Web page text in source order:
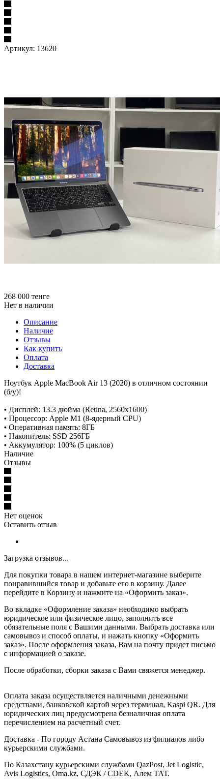
Артикул: 13620
268 000 тенге
Нет в наличии
Описание
Наличие
Отзывы
Как купить
Оплата
Доставка
Ноутбук Apple MacBook Air 13 (2020) в отличном состоянии
(б/у)!
• Дисплей: 13.3 дюйма (Retina, 2560x1600)
• Процессор: Apple M1 (8-ядерный CPU)
• Оперативная память: 8ГБ
• Накопитель: SSD 256ГБ
• Аккумулятор: 100% (5 циклов)
Наличие
Отзывы
Нет оценок
Оставить отзыв
Загрузка отзывов...
Для покупки товара в нашем интернет-магазине выберите
понравившийся товар и добавьте его в корзину. Далее
перейдите в Корзину и нажмите на «Оформить заказ».
Во вкладке «Оформление заказа» необходимо выбрать
юридическое или физическое лицо, заполнить все
обязательные поля с Вашими данными. Выбрать доставка или
самовывоз и способ оплаты, и нажать кнопку «Оформить
заказ». После оформления заказа, Вам на почту придет письмо
с информацией о заказе.
После обработки, сборки заказа с Вами свяжется менеджер.
Оплата заказа осуществляется наличными денежными
средствами, банковской картой через терминал, Kaspi QR. Для
юридических лиц предусмотрена безналичная оплата
перечислением на расчетный счет.
Доставка - По городу Астана Самовывоз из филиалов либо
курьерскими службами.
По Казахстану курьерскими службами QazPost, Jet Logistic,
Avis Logistics, Oma.kz, СДЭК / CDEK, Алем ТАТ.